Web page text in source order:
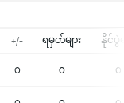
+/- ရမှတ်များ နိုင်ပွဲမ
0 0 0